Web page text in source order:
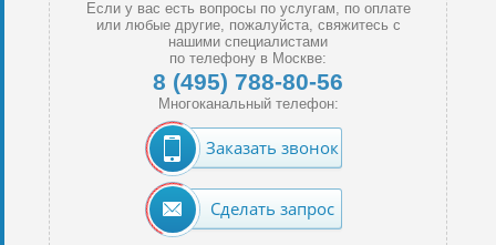
Если у вас есть вопросы по услугам, по оплате
или любые другие, пожалуйста, свяжитесь с
нашими специалистами
по телефону в Москве:
8 (495) 788-80-56
Многоканальный телефон:
Заказать звонок
Сделать запрос